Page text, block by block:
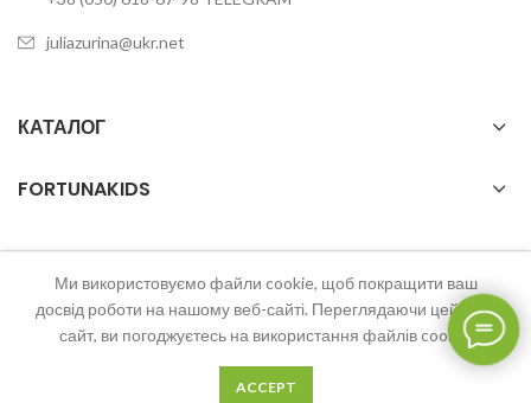
juliazurina@ukr.net
КАТАЛОГ
FORTUNAKIDS
2023 FortunaKids Всі права захищені.
Ми використовуємо файли cookie, щоб покращити ваш
досвід роботи на нашому веб-сайті. Переглядаючи цей веб-
сайт, ви погоджуєтесь на використання файлів cookie.
ACCEPT